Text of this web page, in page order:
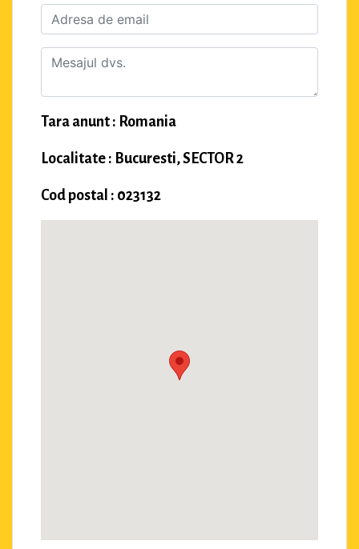
Tara anunt : Romania
Localitate : Bucuresti, SECTOR 2
Cod postal : 023132